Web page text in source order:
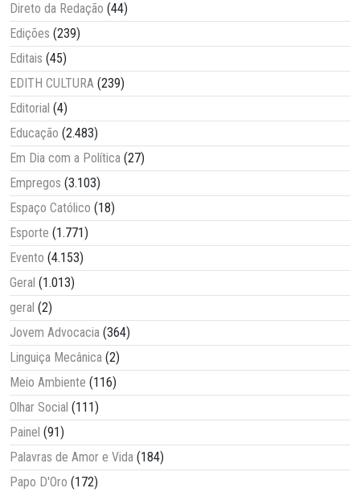
Direto da Redação (44)
Edições (239)
Editais (45)
EDITH CULTURA (239)
Editorial (4)
Educação (2.483)
Em Dia com a Política (27)
Empregos (3.103)
Espaço Católico (18)
Esporte (1.771)
Evento (4.153)
Geral (1.013)
geral (2)
Jovem Advocacia (364)
Linguiça Mecânica (2)
Meio Ambiente (116)
Olhar Social (111)
Painel (91)
Palavras de Amor e Vida (184)
Papo D'Oro (172)